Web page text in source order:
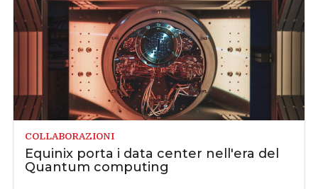
COLLABORAZIONI
Equinix porta i data center nell'era del
Quantum computing